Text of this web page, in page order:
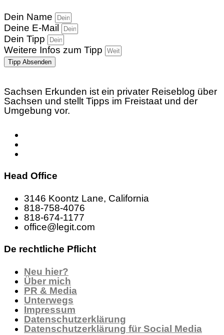
Dein Name
Deine E-Mail
Dein Tipp
Weitere Infos zum Tipp
Tipp Absenden
Sachsen Erkunden ist ein privater Reiseblog über
Sachsen und stellt Tipps im Freistaat und der
Umgebung vor.
Head Office
3146 Koontz Lane, California
818-758-4076
818-674-1177
office@legit.com
De rechtliche Pflicht
Neu hier?
Über mich
PR & Media
Unterwegs
Impressum
Datenschutzerklärung
Datenschutzerklärung für Social Media